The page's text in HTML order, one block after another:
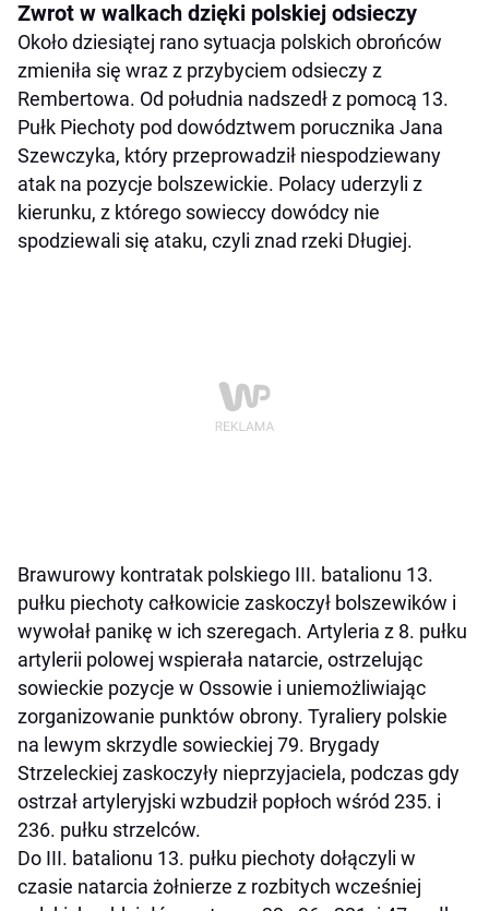
Zwrot w walkach dzięki polskiej odsieczy
Około dziesiątej rano sytuacja polskich obrońców
zmieniła się wraz z przybyciem odsieczy z
Rembertowa. Od południa nadszedł z pomocą 13.
Pułk Piechoty pod dowództwem porucznika Jana
Szewczyka, który przeprowadził niespodziewany
atak na pozycje bolszewickie. Polacy uderzyli z
kierunku, z którego sowieccy dowódcy nie
spodziewali się ataku, czyli znad rzeki Długiej.
Brawurowy kontratak polskiego III. batalionu 13.
pułku piechoty całkowicie zaskoczył bolszewików i
wywołał panikę w ich szeregach. Artyleria z 8. pułku
artylerii polowej wspierała natarcie, ostrzelując
sowieckie pozycje w Ossowie i uniemożliwiając
zorganizowanie punktów obrony. Tyraliery polskie
na lewym skrzydle sowieckiej 79. Brygady
Strzeleckiej zaskoczyły nieprzyjaciela, podczas gdy
ostrzał artyleryjski wzbudził popłoch wśród 235. i
236. pułku strzelców.
Do III. batalionu 13. pułku piechoty dołączyli w
czasie natarcia żołnierze z rozbitych wcześniej